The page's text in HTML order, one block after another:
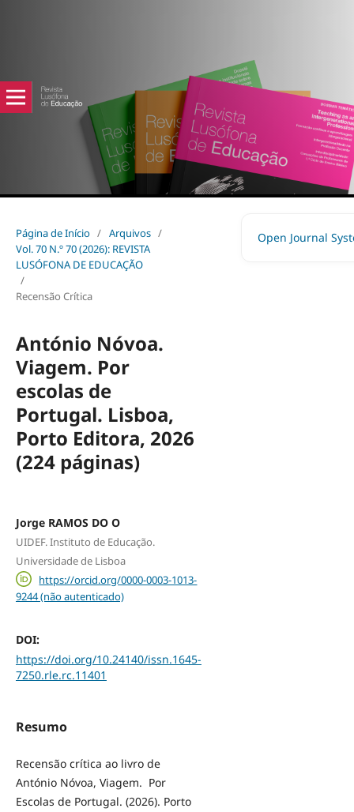
Página de Início / Arquivos /
Vol. 70 N.º 70 (2026): REVISTA
LUSÓFONA DE EDUCAÇÃO
/
Recensão Crítica
António Nóvoa.
Viagem. Por
escolas de
Portugal. Lisboa,
Porto Editora, 2026
(224 páginas)
Jorge RAMOS DO O
UIDEF. Instituto de Educação.
Universidade de Lisboa
https://orcid.org/0000-0003-1013-
9244 (não autenticado)
DOI:
https://doi.org/10.24140/issn.1645-
7250.rle.rc.11401
Resumo
Recensão crítica ao livro de
António Nóvoa, Viagem. Por
Escolas de Portugal. (2026). Porto
Open Journal